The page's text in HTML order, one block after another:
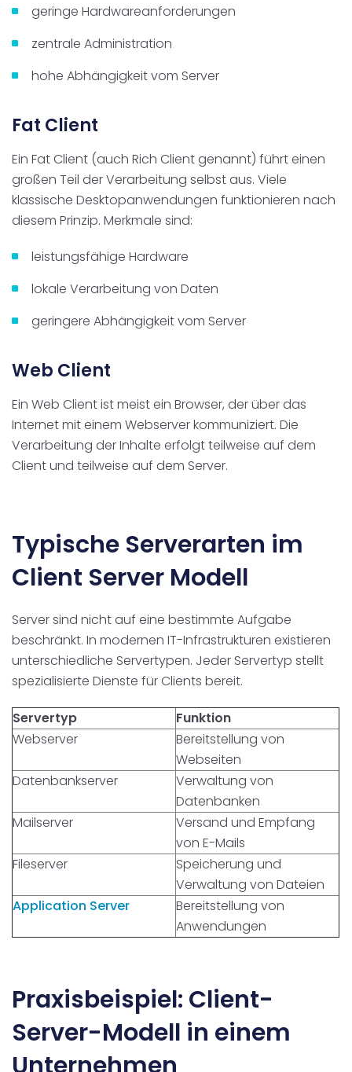
geringe Hardwareanforderungen
zentrale Administration
hohe Abhängigkeit vom Server
Fat Client
Ein Fat Client (auch Rich Client genannt) führt einen
großen Teil der Verarbeitung selbst aus. Viele
klassische Desktopanwendungen funktionieren nach
diesem Prinzip. Merkmale sind:
leistungsfähige Hardware
lokale Verarbeitung von Daten
geringere Abhängigkeit vom Server
Web Client
Ein Web Client ist meist ein Browser, der über das
Internet mit einem Webserver kommuniziert. Die
Verarbeitung der Inhalte erfolgt teilweise auf dem
Client und teilweise auf dem Server.
Typische Serverarten im
Client Server Modell
Server sind nicht auf eine bestimmte Aufgabe
beschränkt. In modernen IT-Infrastrukturen existieren
unterschiedliche Servertypen. Jeder Servertyp stellt
spezialisierte Dienste für Clients bereit.
Servertyp
Funktion
Webserver
Bereitstellung von
Webseiten
Datenbankserver
Verwaltung von
Datenbanken
Mailserver
Versand und Empfang
von E-Mails
Fileserver
Speicherung und
Verwaltung von Dateien
Application Server
Bereitstellung von
Anwendungen
Praxisbeispiel: Client-
Server-Modell in einem